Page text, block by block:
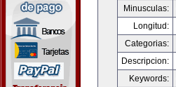
Minusculas:
Longitud:
Categorias:
Descripcion:
Keywords: